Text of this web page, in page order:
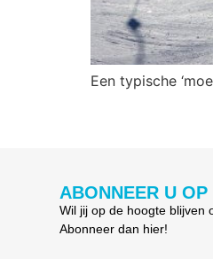
Een typische
ABONNEER U
Wil jij op de hoogte blijven
Abonneer dan hier!